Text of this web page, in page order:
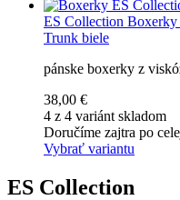
ES Collection Boxerky
Trunk biele
pánske boxerky z
38,00 €
4 z 4 variánt skladom
Doručíme zajtra po
Vybrať variantu
ES Collection